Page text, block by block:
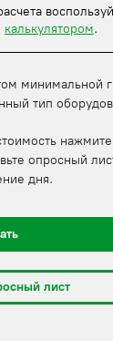
калькулятором.
минимальной
тип
нажмите
опросный
дня.
лист